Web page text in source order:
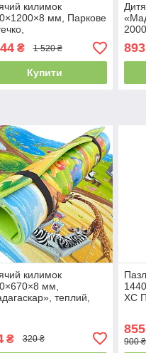
килимок
мм, Паркове
ігровий
₴ 1 520 ₴
Купити
та
893
килимок
мм,
теплий,
₴ 320 ₴
ХС
855
900